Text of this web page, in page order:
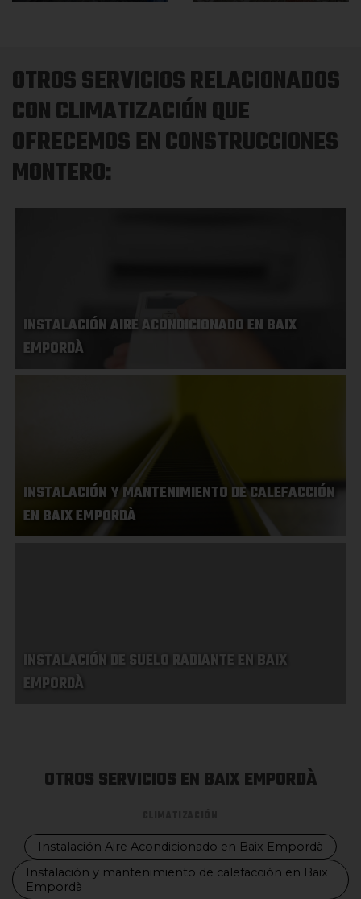
OTROS SERVICIOS RELACIONADOS
CON CLIMATIZACIÓN QUE
OFRECEMOS EN CONSTRUCCIONES
MONTERO:
INSTALACIÓN AIRE ACONDICIONADO EN BAIX
EMPORDÀ
INSTALACIÓN Y MANTENIMIENTO DE CALEFACCIÓN
EN BAIX EMPORDÀ
INSTALACIÓN DE SUELO RADIANTE EN BAIX
EMPORDÀ
OTROS SERVICIOS EN BAIX EMPORDÀ
Instalación Aire Acondicionado en Baix Empordà
Instalación y mantenimiento de calefacción en Baix
Empordà